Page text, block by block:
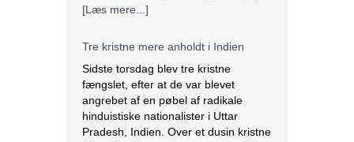
hinduistiske nationalister i Uttar
angrebet anholdt politiet de tre kristne
under falske anklager om anti-
konvertering. Ifølge lokale kilder brød
en pøbel på over 20 personer ind […]
[Læs mere...]